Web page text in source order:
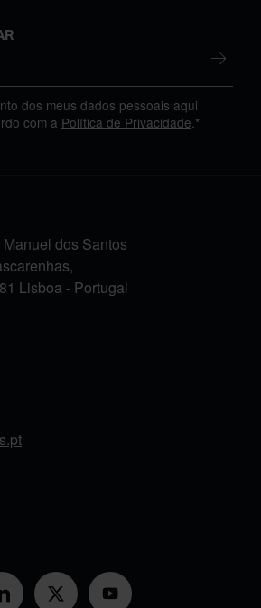
dos meus dados pessoais aqui
com a Política de Privacidade .*
dos Santos
Lisboa - Portugal